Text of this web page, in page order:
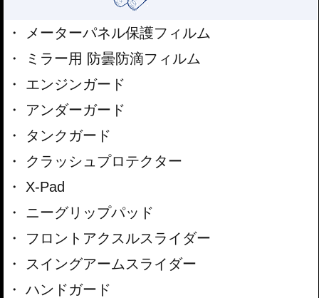
メーターパネル保護フィルム
ミラー用 防曇防滴フィルム
エンジンガード
アンダーガード
タンクガード
クラッシュプロテクター
X-Pad
ニーグリップパッド
フロントアクスルスライダー
スイングアームスライダー
ハンドガード